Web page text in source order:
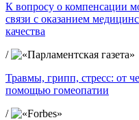
К вопросу о компенсации
связи с оказанием
качества
/
Травмы, грипп, стресс: от
помощью гомеопатии
/